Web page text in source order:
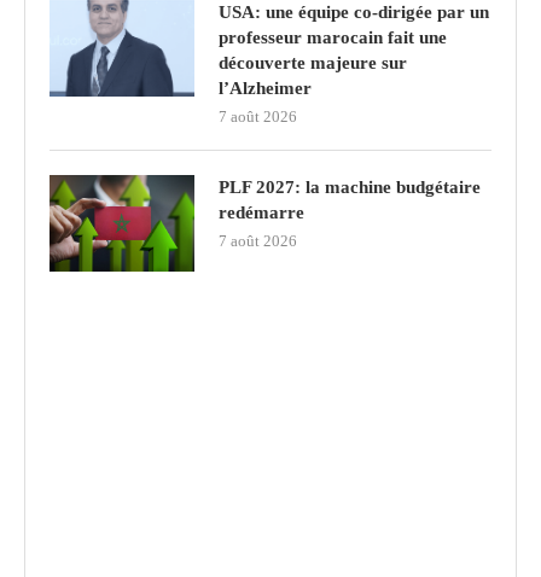
USA: une équipe co-dirigée par un
professeur marocain fait une
découverte majeure sur
l’Alzheimer
7 août 2026
PLF 2027: la machine budgétaire
redémarre
7 août 2026